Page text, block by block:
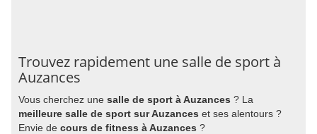
Trouvez rapidement une salle de sport à
Auzances
Vous cherchez une salle de sport à Auzances ? La
meilleure salle de sport sur Auzances et ses alentours ?
Envie de cours de fitness à Auzances ?